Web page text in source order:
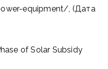
equipment/, (Дата
of Solar Subsidy